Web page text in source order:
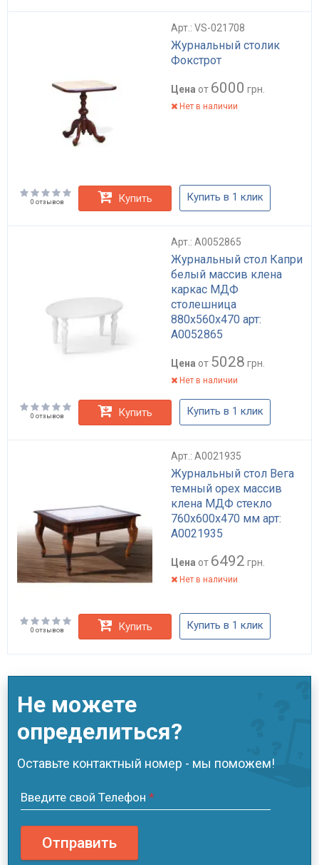
Арт.: VS-021708
Журнальный столик
Фокстрот
Цена от 6000 грн.
Нет в наличии
0 отзывов Купить Купить в 1 клик
Арт.: А0052865
Журнальный стол Капри
белый массив клена
каркас МДФ
столешница
880x560x470 арт:
А0052865
Цена от 5028 грн.
Нет в наличии
0 отзывов Купить Купить в 1 клик
Арт.: А0021935
Журнальный стол Вега
темный орех массив
клена МДФ стекло
760x600x470 мм арт:
А0021935
Цена от 6492 грн.
Нет в наличии
0 отзывов Купить Купить в 1 клик
Не можете
определиться?
Оставьте контактный номер - мы поможем!
Введите свой Телефон *
Отправить